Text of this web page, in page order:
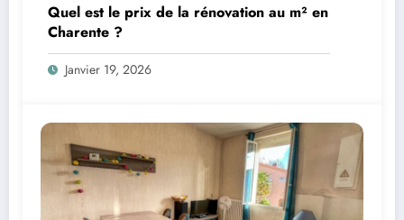
Quel est le prix de la rénovation au m² en
Charente ?
Janvier 19, 2026